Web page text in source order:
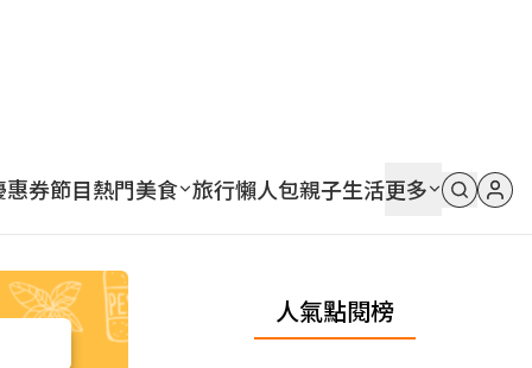
惠券節目熱門美食 旅行懶人包親子生活更多
人氣點閱榜